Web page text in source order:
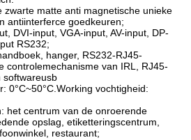
zwarte matte anti magnetische unieke
antiinterferce goedkeuren;
DVI-input, VGA-input, AV-input, DP-
RS232;
hanger, RS232-RJ45-
controlemechanisme van IRL, RJ45-
softwareusb
0°C~50°C.Working vochtigheid:
het centrum van de onroerende
opslag, etiketteringscentrum,
restaurant;